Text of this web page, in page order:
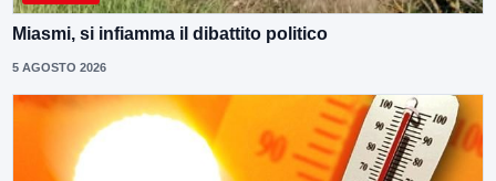
Miasmi, si infiamma il dibattito politico
5 AGOSTO 2026